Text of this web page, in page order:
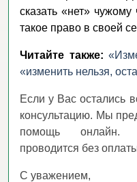
сказать «нет»
такое право в своей
Читайте также:
«изменить нельзя,
Если у Вас остались
консультацию. Мы
помощь онлайн.
проводится без
С уважением,